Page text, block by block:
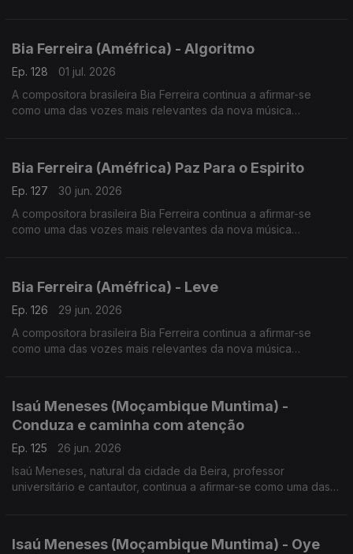
Bia Ferreira (Améfrica) - Algoritmo
Ep. 128
01 jul. 2026
A compositora brasileira Bia Ferreira continua a afirmar-se
como uma das vozes mais relevantes da nova música
Bia Ferreira (Améfrica) Paz Para o Espirito
Ep. 127
30 jun. 2026
A compositora brasileira Bia Ferreira continua a afirmar-se
como uma das vozes mais relevantes da nova música
Bia Ferreira (Améfrica) - Leve
Ep. 126
29 jun. 2026
A compositora brasileira Bia Ferreira continua a afirmar-se
como uma das vozes mais relevantes da nova música
Isaú Meneses (Moçambique Muntima) -
Conduza e caminha com atenção
Ep. 125
26 jun. 2026
Isaú Meneses, natural da cidade da Beira, professor
universitário e cantautor, continua a afirmar-se como uma das
Isaú Meneses (Moçambique Muntima) - Oye